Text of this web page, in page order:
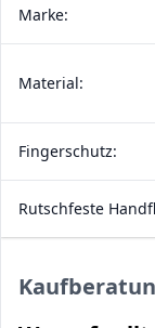
Marke:
Material:
Fingerschutz:
Rutschfeste